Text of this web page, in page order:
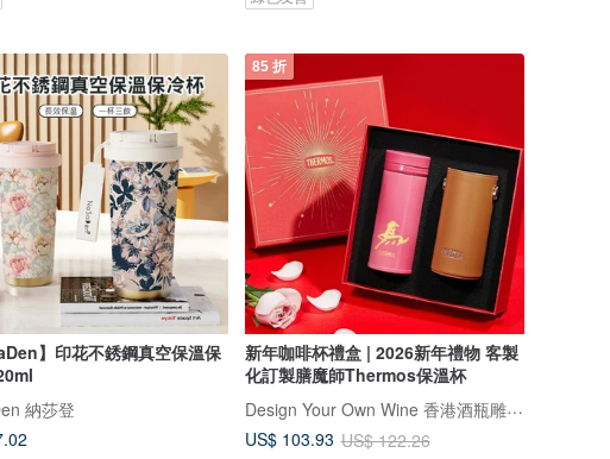
】印花不銹鋼真空保溫保
納莎登
85 折
新年咖啡杯禮盒 | 2026新年禮物 客製
化訂製膳魔師Thermos保溫杯
Design Your Own Wine 香港酒瓶雕刻禮品專門店
US$ 103.93 US$ 122.26